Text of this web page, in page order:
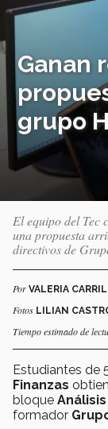
Ganan
grupo
El equipo del Tec
una propuesta
directivos de
Por VALERIA
Fotos LILIAN
Tiempo estimado de
Estudiantes de
Finanzas
bloque
formador